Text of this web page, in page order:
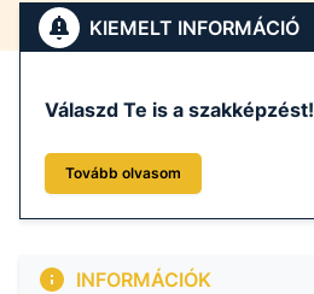
KIEMELT INFORMÁCIÓ
Válaszd Te is a szakképzést!
Tovább olvasom
INFORMÁCIÓK